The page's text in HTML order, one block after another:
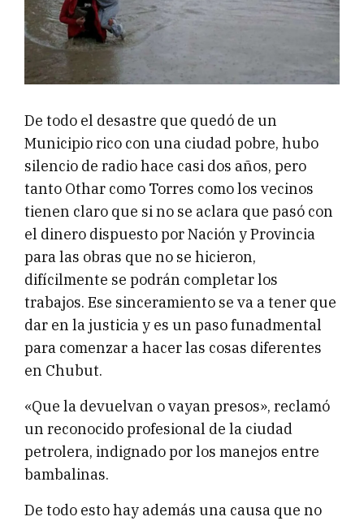
De todo el desastre que quedó de un
Municipio rico con una ciudad pobre, hubo
silencio de radio hace casi dos años, pero
tanto Othar como Torres como los vecinos
tienen claro que si no se aclara que pasó con
el dinero dispuesto por Nación y Provincia
para las obras que no se hicieron,
difícilmente se podrán completar los
trabajos. Ese sinceramiento se va a tener que
dar en la justicia y es un paso funadmental
para comenzar a hacer las cosas diferentes
en Chubut.
«Que la devuelvan o vayan presos», reclamó
un reconocido profesional de la ciudad
petrolera, indignado por los manejos entre
bambalinas.
De todo esto hay además una causa que no